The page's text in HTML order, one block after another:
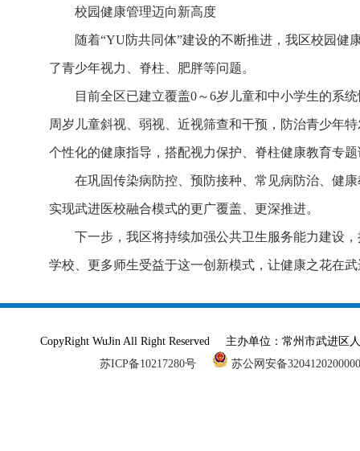
校园健康管理迈向新高度
随着“YU防共同体”建设的不断推进，我区校园健
了青少年视力、脊柱、肥胖等问题。
目前全区已建立覆盖0～6岁儿童和中小学生的系
周岁儿童斜视、弱视、近视筛查和干预，防治青少年
个性化的健康指导，搭配视力保护、脊柱健康教育专
在巩固传染病防控、预防接种、常见病防治、健
实现武进医校融合模式的更广覆盖、更深推进。
下一步，我区将持续加强公共卫生服务能力建设
学校、更多师生受益于这一创新模式，让健康之花在
CopyRight WuJin All Right Reserved 主办单位：常州市武进
苏ICP备10217280号
苏公网安备